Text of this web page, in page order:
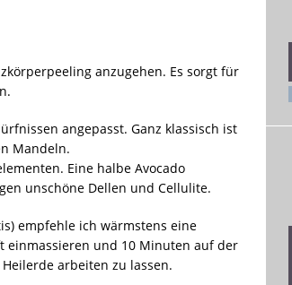
anzugehen. Es sorgt für
angepasst. Ganz klassisch ist
Mandeln.
Eine halbe Avocado
unschöne Dellen und Cellulite.
empfehle ich wärmstens eine
einmassieren und 10 Minuten auf der
arbeiten zu lassen.